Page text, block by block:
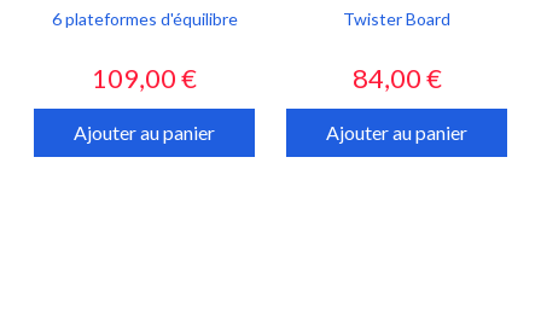
6 plateformes d'équilibre
Prix
109,00 €
Ajouter au panier
Twister Board
Prix
84,00 €
Ajouter au panier